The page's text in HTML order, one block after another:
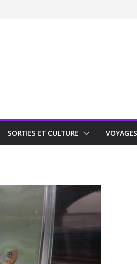
SORTIES ET CULTURE VOYAGES